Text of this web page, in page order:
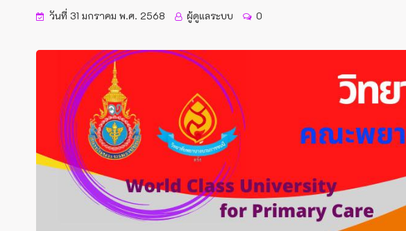
วันที่ 31 มกราคม พ.ศ. 2568 ผู้ดูแลระบบ 0